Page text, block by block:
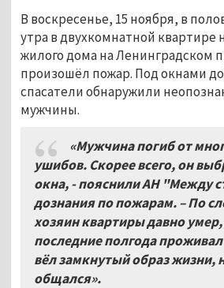
В воскресенье, 15 ноября, в
утра в двухкомнатной квартире
жилого дома на Ленинградском
произошёл пожар. Под окнами
спасатели обнаружили
мужчины.
«Мужчина погиб от
ушибов. Скорее всего, он
окна, - пояснили АН "Между
дознания по пожарам. – По
хозяин квартиры давно умер,
последние полгода
вёл замкнутый образ жизни,
общался».